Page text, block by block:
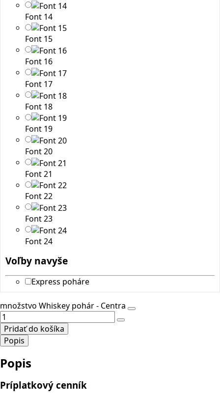
Font 14
Font 15
Font 16
Font 17
Font 18
Font 19
Font 20
Font 21
Font 22
Font 23
Font 24
Voľby navyše
Express poháre
množstvo Whiskey pohár - Centra
Pridať do košíka
Popis
Popis
Príplatkový cenník